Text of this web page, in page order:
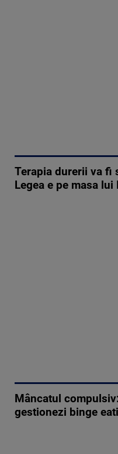
Terapia durerii va fi
Legea e pe masa
Mâncatul
gestionezi binge